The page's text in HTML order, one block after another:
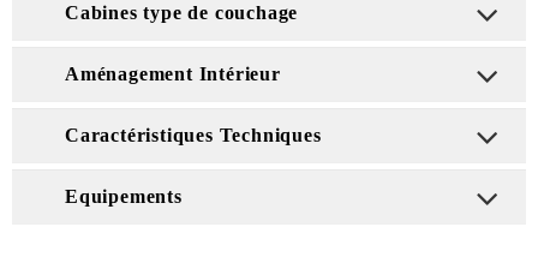
Cabines type de couchage
Aménagement Intérieur
Caractéristiques Techniques
Equipements